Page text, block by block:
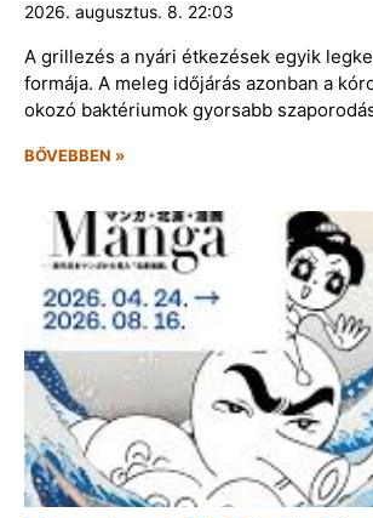
2026. augusztus. 8. 22:03
A grillezés a nyári étkezések egyik
formája. A meleg időjárás azonban a
okozó baktériumok gyorsabb
BŐVEBBEN »